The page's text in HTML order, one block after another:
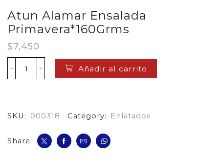
Atun Alamar Ensalada
Primavera*160Grms
$7,450
Atun
Alamar
Añadir al carrito
SKU: 000318 Category: Enlatados
Share: